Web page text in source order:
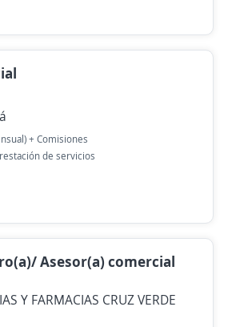
+ Comisiones
de servicios
Asesor(a) comercial
Y FARMACIAS CRUZ VERDE